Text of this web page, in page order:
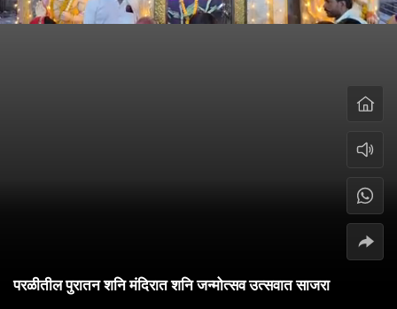
परळीतील पुरातन शनि मंदिरात शनि जन्मोत्सव उत्सवात साजरा